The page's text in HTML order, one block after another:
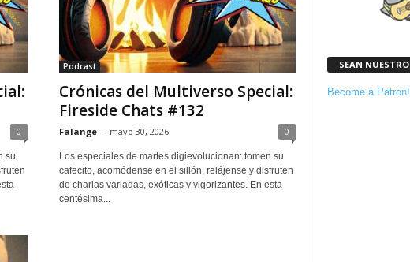
0
su
Podcast
Crónicas del Multiverso Special:
Fireside Chats #132
Falange - mayo 30, 2026 0
Los especiales de martes digievolucionan: tomen su
cafecito, acomódense en el sillón, relájense y disfruten
de charlas variadas, exóticas y vigorizantes. En esta
centésima...
SEAN
Become a Patron!